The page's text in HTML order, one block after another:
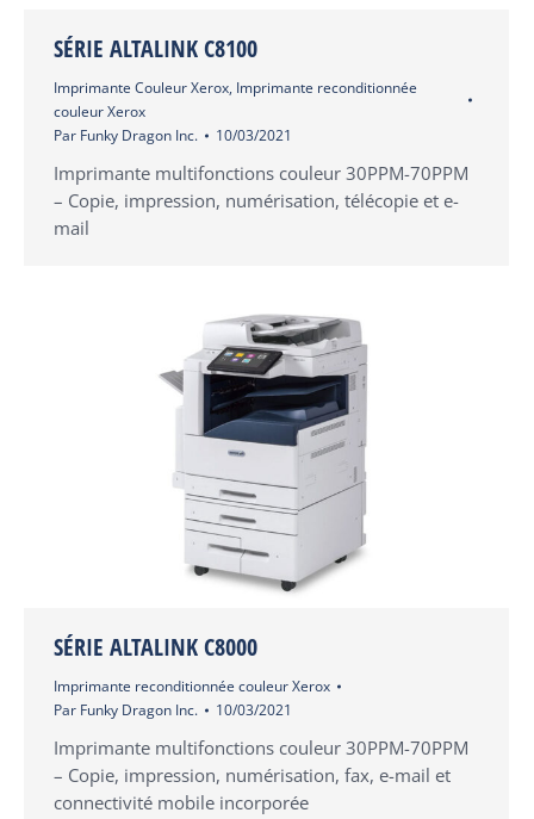
SÉRIE ALTALINK C8100
Imprimante Couleur Xerox, Imprimante reconditionnée
couleur Xerox
Par Funky Dragon Inc. 10/03/2021
Imprimante multifonctions couleur 30PPM-70PPM
– Copie, impression, numérisation, télécopie et e-
mail
SÉRIE ALTALINK C8000
Imprimante reconditionnée couleur Xerox
Par Funky Dragon Inc. 10/03/2021
Imprimante multifonctions couleur 30PPM-70PPM
– Copie, impression, numérisation, fax, e-mail et
connectivité mobile incorporée